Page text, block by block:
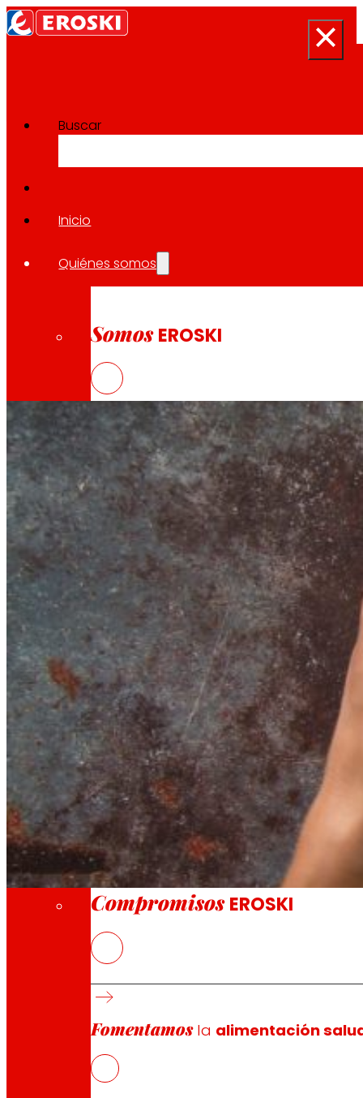
Buscar
Inicio
Quiénes somos
Somos EROSKI
Así somos
Todo nuestro ADN: un viaje por la misión, la
Cooperativa
Somos por y para las personas. Descubre
Fundación
A través de nuestra Fundación impulsamos
Compromisos
Compromisos EROSKI
Fomentamosla alimentación
Proyectos de Innovación
Volver a todos los proyectos
2022
NOWASTE, tecnologías para
se suma a una colaboración con otras 13
del Gobierno Vasco a través del programa HAZITEK
El sector agroalimentario, responsable del 8% de las